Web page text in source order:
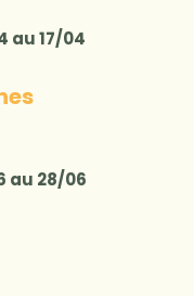
au 17/04
au 28/06